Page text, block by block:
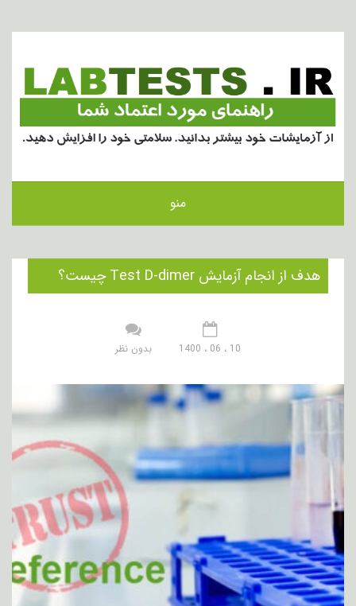
منو
هدف از انجام آزمایش Test D-dimer چیست؟
10 ، 06 ، 1400 بدون نظر